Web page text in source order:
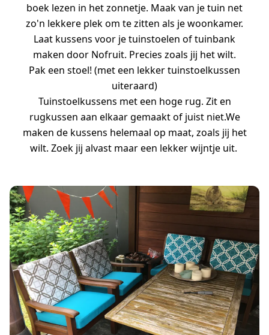
boek lezen in het zonnetje. Maak van je tuin net
zo'n lekkere plek om te zitten als je woonkamer.
Laat kussens voor je tuinstoelen of tuinbank
maken door Nofruit. Precies zoals jij het wilt.
Pak een stoel! (met een lekker tuinstoelkussen
uiteraard)
Tuinstoelkussens met een hoge rug. Zit en
rugkussen aan elkaar gemaakt of juist niet.We
maken de kussens helemaal op maat, zoals jij het
wilt. Zoek jij alvast maar een lekker wijntje uit.